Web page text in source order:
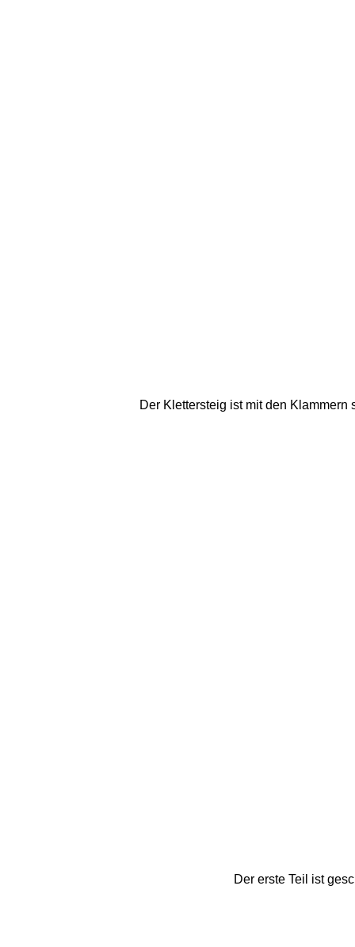
Der Klettersteig ist mit den
Der erste Teil ist